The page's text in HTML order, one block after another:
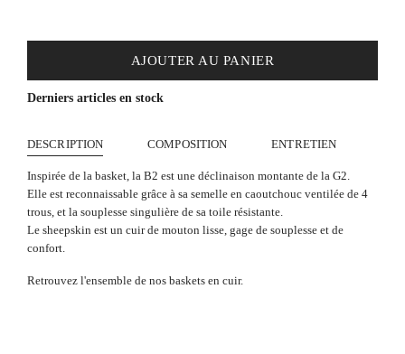
AJOUTER AU PANIER
Derniers articles en stock
DESCRIPTION COMPOSITION ENTRETIEN
Inspirée de la basket, la B2 est une déclinaison montante de la G2.
Elle est reconnaissable grâce à sa semelle en caoutchouc ventilée de 4
trous, et la souplesse singulière de sa toile résistante.
Le sheepskin est un cuir de mouton lisse, gage de souplesse et de
confort.
Retrouvez l'ensemble de nos baskets en cuir.